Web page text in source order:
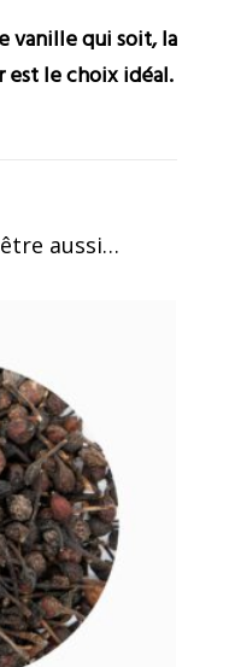
vanille qui soit, la
est le choix idéal.
aussi…